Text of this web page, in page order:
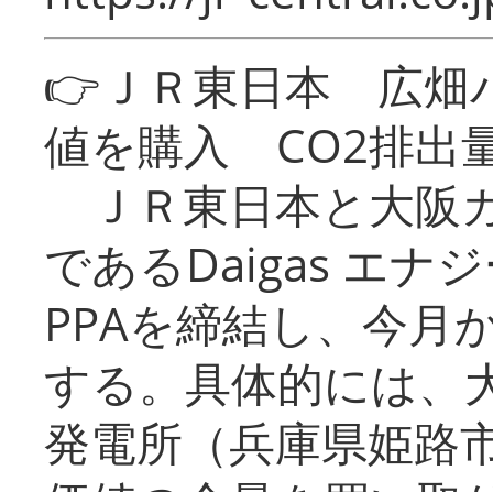
👉ＪＲ東日本 広畑
値を購入 CO2排出
ＪＲ東日本と大阪
であるDaigas エナ
PPAを締結し、今月
する。具体的には、
発電所（兵庫県姫路